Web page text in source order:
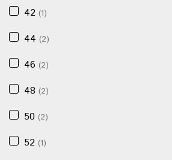
42 (1)
44 (2)
46 (2)
48 (2)
50 (2)
52 (1)